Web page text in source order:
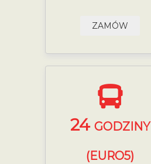
ZAMÓW
24 GODZINY
(EURO5)